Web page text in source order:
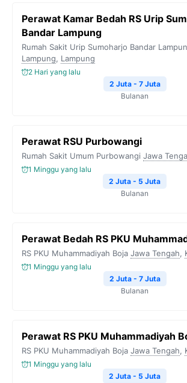
o
k
e
r
a
m
A
i
Perawat Kamar Bedah RS Urip
Bandar Lampung
Rumah Sakit Urip Sumoharjo Bandar
Lampung, Lampung
2 Hari yang lalu
2 Juta - 7 Juta
Bulanan
Perawat RSU Purbowangi
Rumah Sakit Umum Purbowangi Jawa
1 Minggu yang lalu
2 Juta - 5 Juta
Bulanan
Perawat Bedah RS PKU
RS PKU Muhammadiyah Boja Jawa Tengah,
1 Minggu yang lalu
2 Juta - 7 Juta
Bulanan
Perawat RS PKU Muhammadiyah
RS PKU Muhammadiyah Boja Jawa Tengah,
1 Minggu yang lalu
2 Juta - 5 Juta